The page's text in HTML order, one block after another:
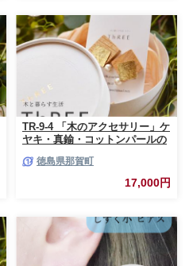
TR-9-4 「木のアクセサリー」ケ
ヤキ・真鍮・コットンパールの
徳島県那賀町
17,000円